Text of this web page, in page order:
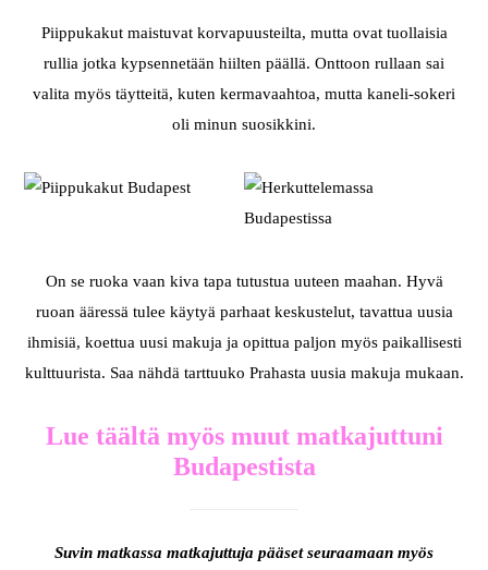
Piippukakut maistuvat korvapuusteilta, mutta ovat tuollaisia
rullia jotka kypsennetään hiilten päällä. Onttoon rullaan sai
valita myös täytteitä, kuten kermavaahtoa, mutta kaneli-sokeri
oli minun suosikkini.
On se ruoka vaan kiva tapa tutustua uuteen maahan. Hyvä
ruoan ääressä tulee käytyä parhaat keskustelut, tavattua uusia
ihmisiä, koettua uusi makuja ja opittua paljon myös paikallisesti
kulttuurista. Saa nähdä tarttuuko Prahasta uusia makuja mukaan.
Lue täältä myös muut matkajuttuni
Budapestista
Suvin matkassa matkajuttuja pääset seuraamaan myös